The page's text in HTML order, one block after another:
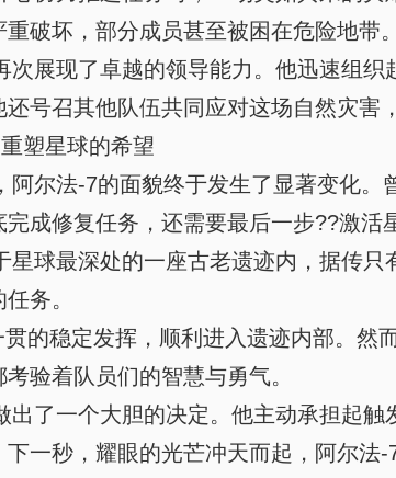
破坏，部分成员甚至被困在危险地带。
展现了卓越的领导能力。他迅速组织
号召其他队伍共同应对这场自然灾害
塑星球的希望
尔法-7的面貌终于发生了显著变化。
成修复任务，还需要最后一步??激活
球最深处的一座古老遗迹内，据传只
务。
的稳定发挥，顺利进入遗迹内部。然
验着队员们的智慧与勇气。
了一个大胆的决定。他主动承担起触
一秒，耀眼的光芒冲天而起，阿尔法-